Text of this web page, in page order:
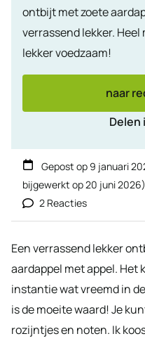
ontbijt met zoete
verrassend lekker.
lekker voedzaam!
naar
Delen
Gepost op 9 januari
bijgewerkt op20 juni 2026)
2 Reacties
Een verrassend lekker
aardappel met appel.
instantie wat vreemd in
is de moeite waard! Je
rozijntjes en noten. Ik